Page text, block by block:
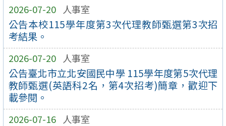
2026-07-20 人事室
公告本校115學年度第3次代理教師甄選第3次招
考結果。
2026-07-20 人事室
公告臺北市立北安國民中學 115學年度第5次代理
教師甄選(英語科2名，第4次招考)簡章，歡迎下
載參閱。
2026-07-16 人事室